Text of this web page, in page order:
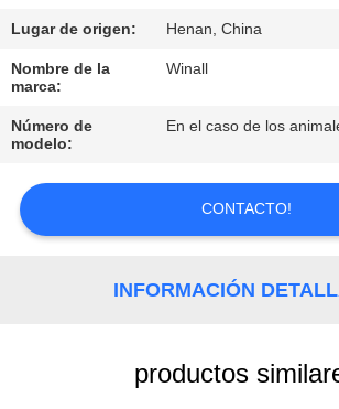
DE
CALIDAD
SOLICITAR
UNA
COTIZACIÓN
Lugar de origen: Henan, China
Nombre de la
marca:
Winall
Número de
modelo:
En el caso de los
CONTACTO!
INFORMACIÓN
productos